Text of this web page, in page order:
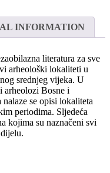
INFORMATION
literatura za sve
arheološki lokaliteti u
srednjeg vijeka. U
arheolozi Bosne i
se opisi lokaliteta
periodima. Sljedeća
kojima su naznačeni svi